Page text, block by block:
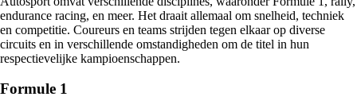
endurance racing, en meer. Het draait allemaal om snelheid, techniek
en competitie. Coureurs en teams strijden tegen elkaar op diverse
circuits en in verschillende omstandigheden om de titel in hun
respectievelijke kampioenschappen.
Formule 1